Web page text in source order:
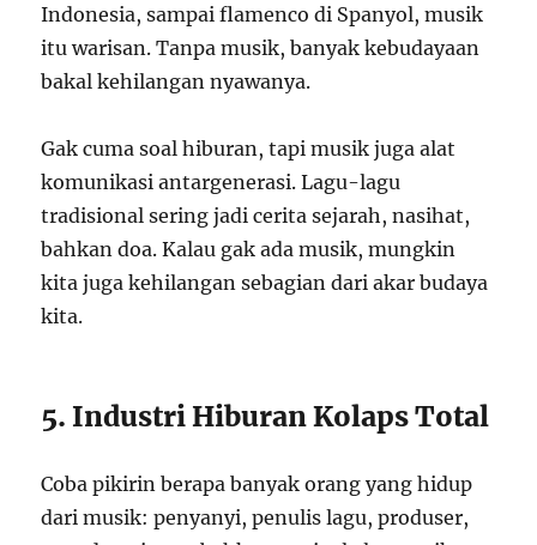
Indonesia, sampai flamenco di Spanyol, musik
itu warisan. Tanpa musik, banyak kebudayaan
bakal kehilangan nyawanya.
Gak cuma soal hiburan, tapi musik juga alat
komunikasi antargenerasi. Lagu-lagu
tradisional sering jadi cerita sejarah, nasihat,
bahkan doa. Kalau gak ada musik, mungkin
kita juga kehilangan sebagian dari akar budaya
kita.
5. Industri Hiburan Kolaps Total
Coba pikirin berapa banyak orang yang hidup
dari musik: penyanyi, penulis lagu, produser,